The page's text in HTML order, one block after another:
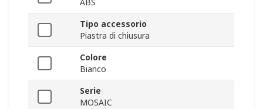
ABS
Tipo accessorio
Piastra di chiusura
Colore
Bianco
Serie
MOSAIC